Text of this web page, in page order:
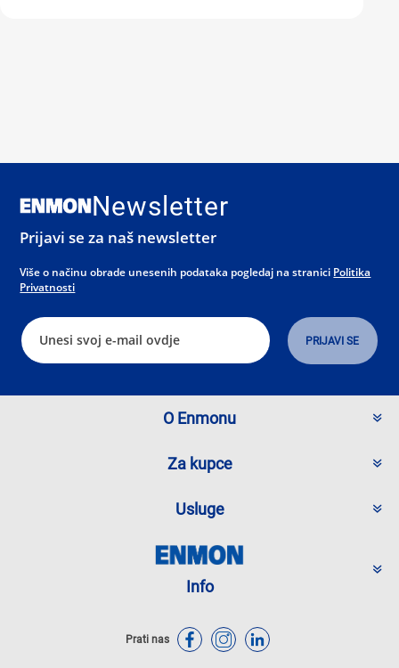
Newsletter
Prijavi se za naš newsletter
Više o načinu obrade unesenih podataka pogledaj na stranici Politika
Privatnosti
O Enmonu
Za kupce
Usluge
Info
Prati nas